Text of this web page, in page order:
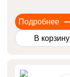
Подробнее
В корзину